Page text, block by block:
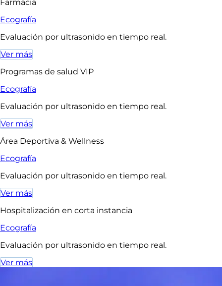
Farmacia
Ecografía
Evaluación por ultrasonido en tiempo real.
Ver más
Programas de salud VIP
Ecografía
Evaluación por ultrasonido en tiempo real.
Ver más
Área Deportiva & Wellness
Ecografía
Evaluación por ultrasonido en tiempo real.
Ver más
Hospitalización en corta instancia
Ecografía
Evaluación por ultrasonido en tiempo real.
Ver más